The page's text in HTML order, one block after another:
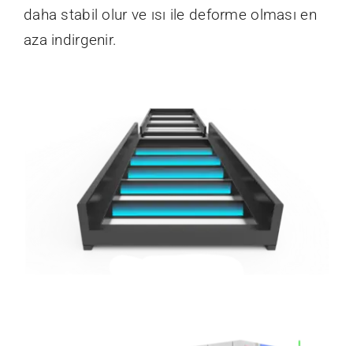
daha stabil olur ve ısı ile deforme olması en
aza indirgenir.